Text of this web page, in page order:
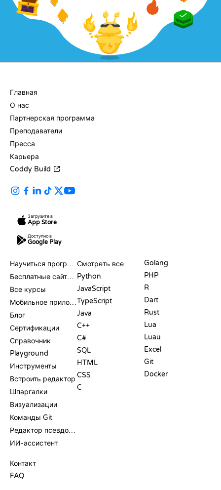
Главная
О нас
Партнерская программа
Преподаватели
Пресса
Карьера
Coddy Build
Загрузите в
App Store
Доступно в
Google Play
Научиться программировать
Бесплатные сайты для программирования
Все курсы
Мобильное приложение
Блог
Сертификации
Справочник
Playground
Инструменты
Встроить редактор
Шпаргалки
Визуализации
Команды Git
Редактор псевдокода
ИИ-ассистент
Контакт
FAQ
Смотреть все
Python
JavaScript
TypeScript
Java
C++
C#
SQL
HTML
CSS
C
Golang
PHP
R
Dart
Rust
Lua
Luau
Excel
Git
Docker